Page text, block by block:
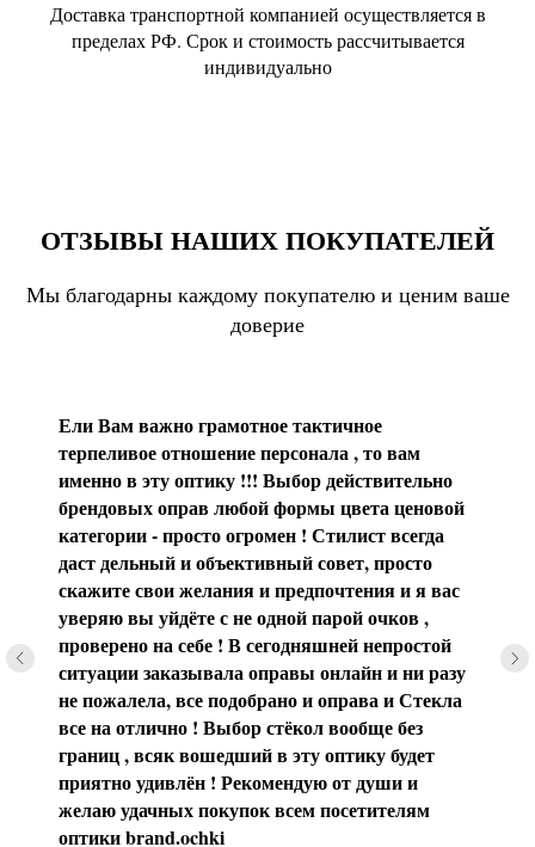
Доставка транспортной компанией осуществляется в
пределах РФ. Срок и стоимость рассчитывается
индивидуально
ОТЗЫВЫ НАШИХ ПОКУПАТЕЛЕЙ
Мы благодарны каждому покупателю и ценим ваше
доверие
Ели Вам важно грамотное тактичное
терпеливое отношение персонала , то вам
именно в эту оптику !!! Выбор действительно
брендовых оправ любой формы цвета ценовой
категории - просто огромен ! Стилист всегда
даст дельный и объективный совет, просто
скажите свои желания и предпочтения и я вас
уверяю вы уйдёте с не одной парой очков ,
проверено на себе ! В сегодняшней непростой
ситуации заказывала оправы онлайн и ни разу
не пожалела, все подобрано и оправа и Стекла
все на отлично ! Выбор стёкол вообще без
границ , всяк вошедший в эту оптику будет
приятно удивлён ! Рекомендую от души и
желаю удачных покупок всем посетителям
оптики brаnd.ochki